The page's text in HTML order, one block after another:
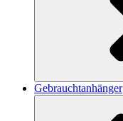
Gebrauchtanhänger